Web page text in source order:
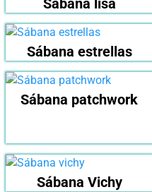
Sábana lisa
Sábana estrellas
Sábana patchwork
Sábana Vichy